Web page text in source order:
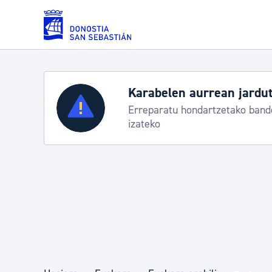
Eduki nagusira joan
Zerbitzuak
Errolda eta gai pertsonalak
Karabelen aurrean
Erreparatu hondartzetako
izateko